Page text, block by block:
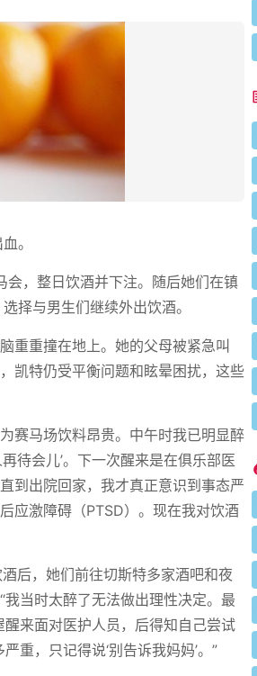
。
，整日饮酒并下注。随后她们在镇
择与男生们继续外出饮酒。
重重撞在地上。她的父母被紧急叫
凯特仍受平衡问题和眩晕困扰，这些
赛马场饮料昂贵。中午时我已明显醉
待会儿’。下一次醒来是在俱乐部医
到出院回家，我才真正意识到事态严
应激障碍（PTSD）。现在我对饮酒
后，她们前往切斯特多家酒吧和夜
当时太醉了无法做出理性决定。最
来面对医护人员，后得知自己尝试
重，只记得说‘别告诉我妈妈’。”